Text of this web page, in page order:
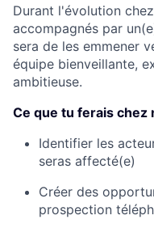
Durant l'évolution
accompagnés par
sera de les emmener
équipe bienveillante,
ambitieuse.
Ce que tu ferais chez
Identifier les
seras affecté(e)
Créer des
prospection